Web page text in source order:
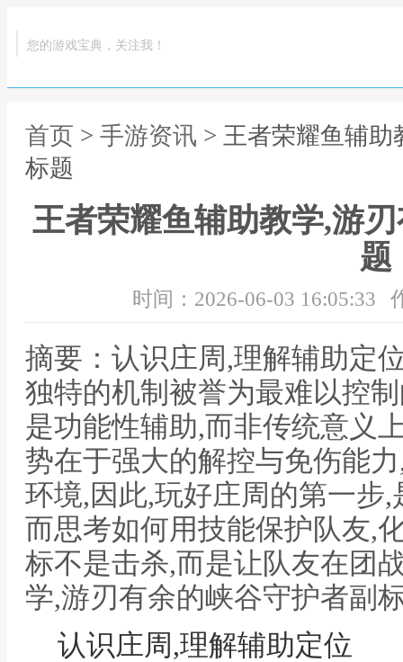
您的游戏宝典，关注我！
首页 > 手游资讯 > 王者荣耀鱼辅
标题
王者荣耀鱼辅助教学,游
题
时间：2026-06-03 16:05:33
摘要：认识庄周,理解辅助定
独特的机制被誉为最难以控
是功能性辅助,而非传统意义
势在于强大的解控与免伤能
环境,因此,玩好庄周的第一步
而思考如何用技能保护队友,
标不是击杀,而是让队友在团
学,游刃有余的峡谷守护者副
认识庄周,理解辅助定位